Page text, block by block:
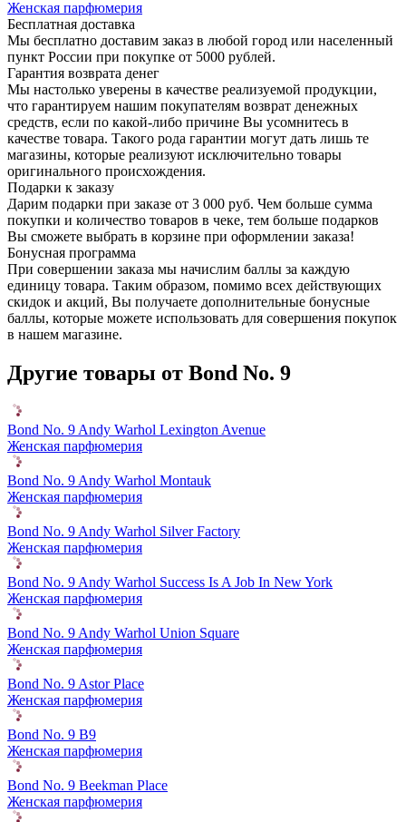
Женская парфюмерия
Бесплатная доставка
Мы бесплатно доставим заказ в любой город или населенный
пункт России при покупке от 5000 рублей.
Гарантия возврата денег
Мы настолько уверены в качестве реализуемой продукции,
что гарантируем нашим покупателям возврат денежных
средств, если по какой-либо причине Вы усомнитесь в
качестве товара. Такого рода гарантии могут дать лишь те
магазины, которые реализуют исключительно товары
оригинального происхождения.
Подарки к заказу
Дарим подарки при заказе от 3 000 руб. Чем больше сумма
покупки и количество товаров в чеке, тем больше подарков
Вы сможете выбрать в корзине при оформлении заказа!
Бонусная программа
При совершении заказа мы начислим баллы за каждую
единицу товара. Таким образом, помимо всех действующих
скидок и акций, Вы получаете дополнительные бонусные
баллы, которые можете использовать для совершения покупок
в нашем магазине.
Другие товары от Bond No. 9
Bond No. 9 Andy Warhol Lexington Avenue
Женская парфюмерия
Bond No. 9 Andy Warhol Montauk
Женская парфюмерия
Bond No. 9 Andy Warhol Silver Factory
Женская парфюмерия
Bond No. 9 Andy Warhol Success Is A Job In New York
Женская парфюмерия
Bond No. 9 Andy Warhol Union Square
Женская парфюмерия
Bond No. 9 Astor Place
Женская парфюмерия
Bond No. 9 B9
Женская парфюмерия
Bond No. 9 Beekman Place
Женская парфюмерия